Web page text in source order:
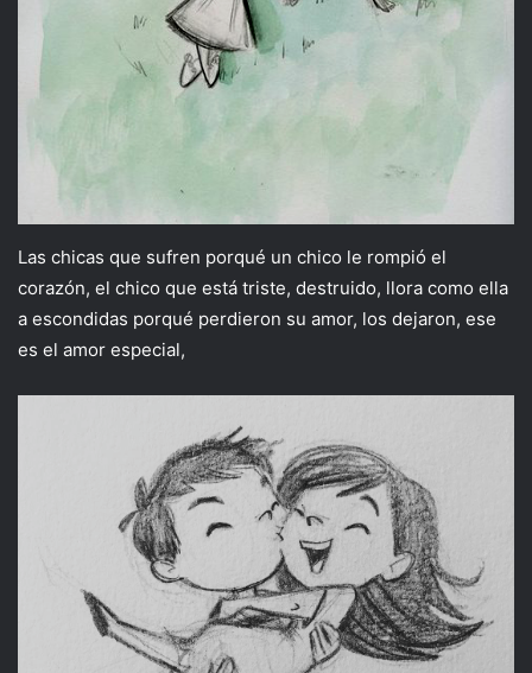
Las chicas que sufren porqué un chico le rompió el
corazón, el chico que está triste, destruido, llora como ella
a escondidas porqué perdieron su amor, los dejaron, ese
es el amor especial,